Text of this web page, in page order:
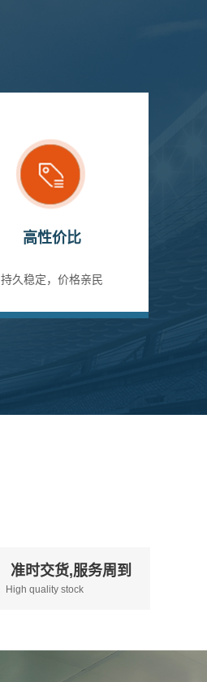
高性价比
持久稳定，价格亲民
准时交货,服务周到
High quality stock